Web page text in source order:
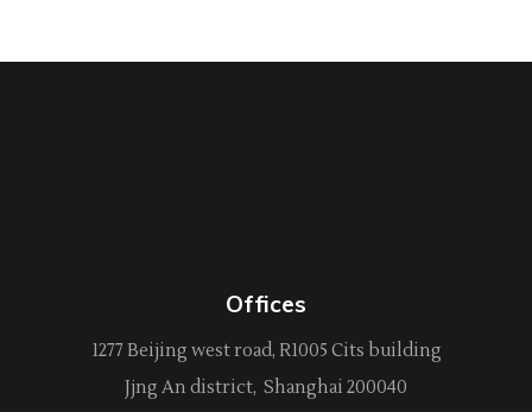
Offices
1277 Beijing west road, R1005 Cits building
Jjng An district, Shanghai 200040